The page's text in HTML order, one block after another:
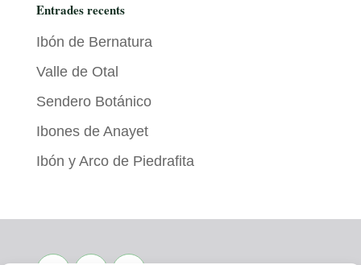
Entrades recents
Ibón de Bernatura
Valle de Otal
Sendero Botánico
Ibones de Anayet
Ibón y Arco de Piedrafita